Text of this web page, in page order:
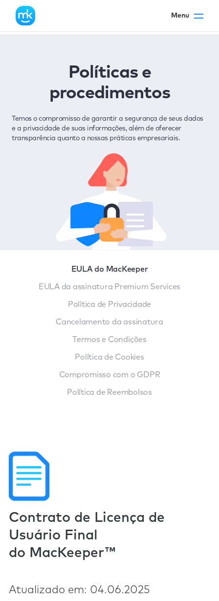
Menu
Políticas e
procedimentos
Temos o compromisso de garantir a segurança de seus dados
e a privacidade de suas informações, além de oferecer
transparência quanto a nossas práticas empresariais.
EULA do MacKeeper
EULA da assinatura Premium Services
Política de Privacidade
Cancelamento da assinatura
Termos e Condições
Política de Cookies
Compromisso com o GDPR
Política de Reembolsos
Contrato de Licença de
Usuário Final
do MacKeeper™
Atualizado em: 04.06.2025